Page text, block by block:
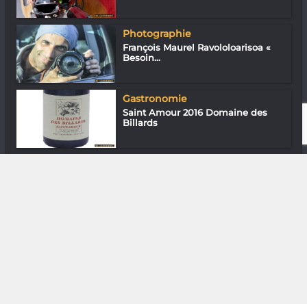
Photographie
François Maurel Ravololoarisoa «
Besoin...
Gastronomie
Saint Amour 2016 Domaine des
Billards